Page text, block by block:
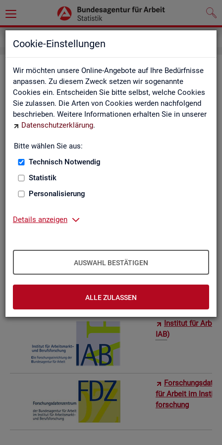
Cookie-Einstellungen
Wir möchten unsere Online-Angebote auf Ihre Bedürfnisse
anpassen. Zu diesem Zweck setzen wir sogenannte
Cookies ein. Entscheiden Sie bitte selbst, welche Cookies
Sie zulassen. Die Arten von Cookies werden nachfolgend
beschrieben. Weitere Informationen erhalten Sie in unserer
Datenschutzerklärung.
Bitte wählen Sie aus:
Technisch Notwendig
Statistik
Personalisierung
Details anzeigen
AUSWAHL BESTÄTIGEN
ALLE ZULASSEN
Wei­te­re Sta­tis­tik­an­ge­bo­te
Hier er­hal­ten Sie eine Aus­wahl wei­te­rer Sta­tis­tik­an­ge­bo­te an­
de­rer In­sti­tu­tio­nen:
In­sti­tut für
IAB)
für Ar­beit im
for­schung